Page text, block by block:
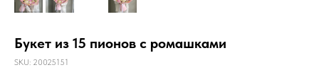
Букет из 15 пионов с ромашками
SKU: 20025151